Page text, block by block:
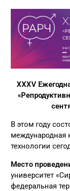
XXXV
В этом году
международная
технологии
Место
университет
федеральная